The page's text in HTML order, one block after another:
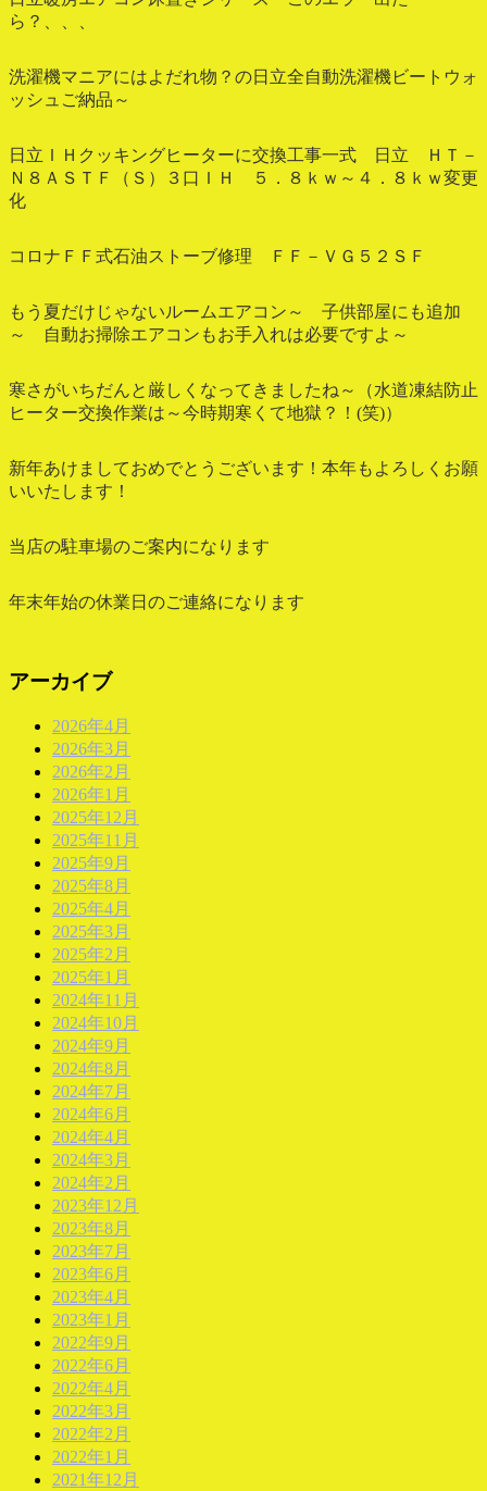
ら？、、、
洗濯機マニアにはよだれ物？の日立全自動洗濯機ビートウォ
ッシュご納品～
日立ＩＨクッキングヒーターに交換工事一式 日立 ＨＴ－
Ｎ８ＡＳＴＦ（Ｓ）３口ＩＨ ５．８ｋｗ～４．８ｋｗ変更
化
コロナＦＦ式石油ストーブ修理 ＦＦ－ＶＧ５２ＳＦ
もう夏だけじゃないルームエアコン～ 子供部屋にも追加
～ 自動お掃除エアコンもお手入れは必要ですよ～
寒さがいちだんと厳しくなってきましたね～（水道凍結防止
ヒーター交換作業は～今時期寒くて地獄？！(笑)）
新年あけましておめでとうございます！本年もよろしくお願
いいたします！
当店の駐車場のご案内になります
年末年始の休業日のご連絡になります
アーカイブ
2026年4月
2026年3月
2026年2月
2026年1月
2025年12月
2025年11月
2025年9月
2025年8月
2025年4月
2025年3月
2025年2月
2025年1月
2024年11月
2024年10月
2024年9月
2024年8月
2024年7月
2024年6月
2024年4月
2024年3月
2024年2月
2023年12月
2023年8月
2023年7月
2023年6月
2023年4月
2023年1月
2022年9月
2022年6月
2022年4月
2022年3月
2022年2月
2022年1月
2021年12月